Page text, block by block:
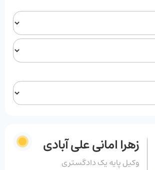
زهرا امانی علی آبادی
وکیل پایه یک دادگستری